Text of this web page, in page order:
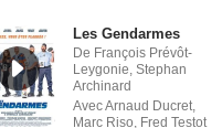
Les Gendarmes
De François Prévôt-
Leygonie, Stephan
Archinard
Avec Arnaud Ducret,
Marc Riso, Fred Testot